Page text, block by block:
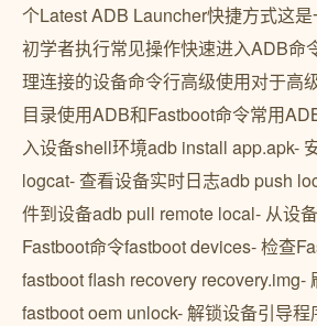
个Latest ADB Launcher快捷方式这
初学者执行常见操作快速进入ADB命
理连接的设备命令行高级使用对于高
目录使用ADB和Fastboot命令常用
入设备shell环境adb install app.apk-
logcat- 查看设备实时日志adb push
件到设备adb pull remote local- 从设
Fastboot命令fastboot devices- 检查
fastboot flash recovery recovery.img-
fastboot oem unlock- 解锁设备引导